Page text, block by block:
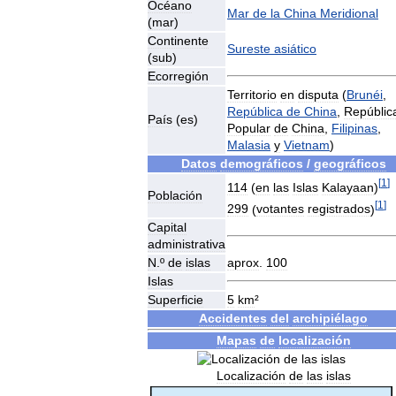
Océano
(mar)
Mar de la China Meridional
Continente
(sub)
Sureste asiático
Ecorregión
País (es)
Territorio en disputa (Brunéi
República de China
Popular de China Filipinas
Malasia y Vietnam)
Datos demográficos / geográficos
Población
114 (en las Islas Kalayaan)[1 ]
299 (votantes registrados)[1 ]
Capital
administrativa
N º de islas aprox 100
Islas
Superficie
5 km²
Accidentes del archipiélago
Mapas de localización
Localización de las islas